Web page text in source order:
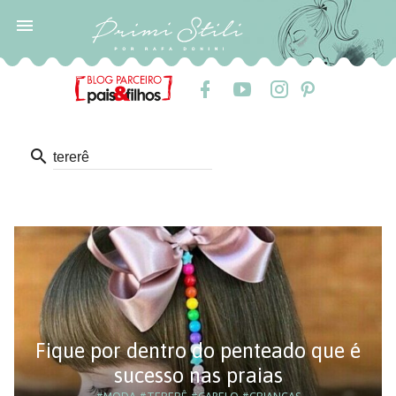

search
Fique por dentro do penteado que é
sucesso nas praias